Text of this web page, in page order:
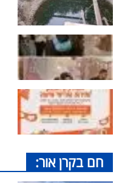
חם בקרן אור: